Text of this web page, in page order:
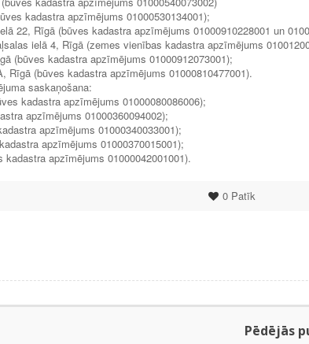
kadastra apzīmējums 01000530134001);
22, Rīgā (būves kadastra apzīmējums 01000910228001 un
ielā 4, Rīgā (zemes vienības kadastra apzīmējums
(būves kadastra apzīmējums 01000912073001);
Rīgā (būves kadastra apzīmējums 01000810477001).
saskaņošana:
kadastra apzīmējums 01000080086006);
apzīmējums 01000360094002);
apzīmējums 01000340033001);
apzīmējums 01000370015001);
apzīmējums 01000042001001).
0Patīk
Pēdējās